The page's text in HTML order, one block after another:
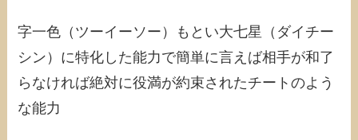
字一色（ツーイーソー）もとい大七星（ダイチー
シン）に特化した能力で簡単に言えば相手が和了
らなければ絶対に役満が約束されたチートのよう
な能力